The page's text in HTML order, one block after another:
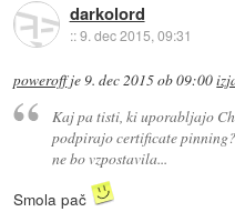
darkolord
::9. dec 2015, 09:31
poweroffje9. dec 2015 ob 09:00
Kaj pa tisti, ki uporabljajo
podpirajo certificate
ne bo vzpostavila...
Smola pač